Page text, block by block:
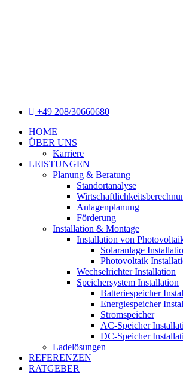
+49 208/30660680
HOME
ÜBER UNS
Karriere
LEISTUNGEN
Planung & Beratung
Standortanalyse
Anlagenplanung
Förderung
Installation & Montage
Installation von
Solaranlage
Photovoltaik
Wechselrichter Installation
Speichersystem Installation
Batteriespeicher
Energiespeicher
Stromspeicher
AC-Speicher
DC-Speicher
Ladelösungen
REFERENZEN
RATGEBER